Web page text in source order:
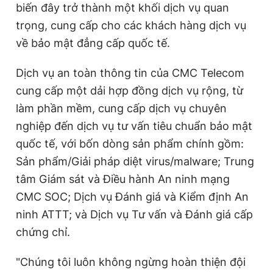
biến đây trở thành một khối dịch vụ quan
trọng, cung cấp cho các khách hàng dịch vụ
về bảo mật đẳng cấp quốc tế.
Dịch vụ an toàn thông tin của CMC Telecom
cung cấp một dải hợp đồng dịch vụ rộng, từ
làm phần mềm, cung cấp dịch vụ chuyên
nghiệp đến dịch vụ tư vấn tiêu chuẩn bảo mật
quốc tế, với bốn dòng sản phẩm chính gồm:
Sản phẩm/Giải pháp diệt virus/malware; Trung
tâm Giám sát và Điều hành An ninh mạng
CMC SOC; Dịch vụ Đánh giá và Kiểm định An
ninh ATTT; và Dịch vụ Tư vấn và Đánh giá cấp
chứng chỉ.
"Chúng tôi luôn không ngừng hoàn thiện đội